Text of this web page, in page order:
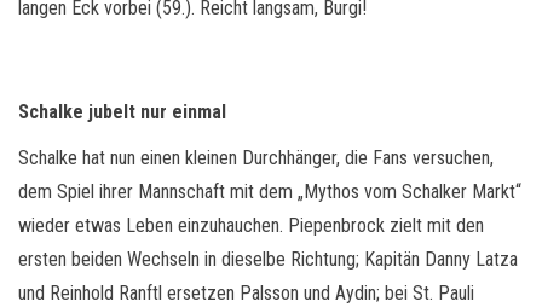
langen Eck vorbei (59.). Reicht langsam, Burgi!
Schalke jubelt nur einmal
Schalke hat nun einen kleinen Durchhänger, die Fans versuchen,
dem Spiel ihrer Mannschaft mit dem „Mythos vom Schalker Markt“
wieder etwas Leben einzuhauchen. Piepenbrock zielt mit den
ersten beiden Wechseln in dieselbe Richtung; Kapitän Danny Latza
und Reinhold Ranftl ersetzen Palsson und Aydin; bei St. Pauli